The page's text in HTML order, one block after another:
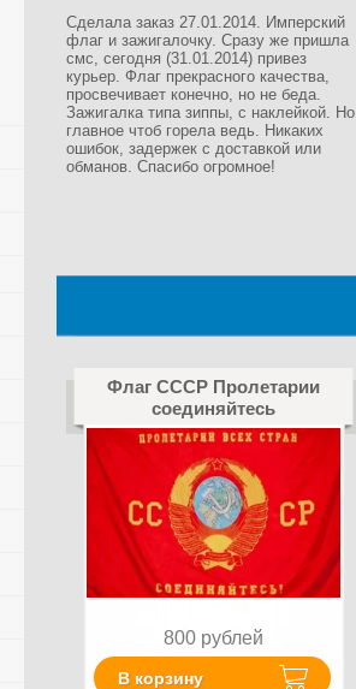
Сделала заказ 27.01.2014. Имперский
флаг и зажигалочку. Сразу же пришла
смс, сегодня (31.01.2014) привез
курьер. Флаг прекрасного качества,
просвечивает конечно, но не беда.
Зажигалка типа зиппы, с наклейкой. Но
главное чтоб горела ведь. Никаких
ошибок, задержек с доставкой или
обманов. Спасибо огромное!
Флаг СССР Пролетарии
соединяйтесь
800 рублей
В корзину